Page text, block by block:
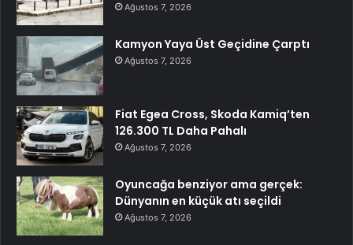
Ağustos 7, 2026
Kamyon Yaya Üst Geçidine Çarptı
Ağustos 7, 2026
Fiat Egea Cross, Skoda Kamiq’ten
126.300 TL Daha Pahalı
Ağustos 7, 2026
Oyuncağa benziyor ama gerçek:
Dünyanın en küçük atı seçildi
Ağustos 7, 2026